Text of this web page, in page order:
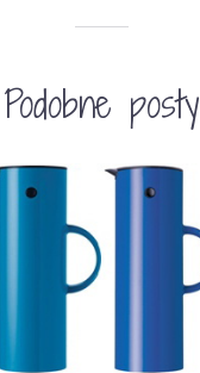
Podobne posty